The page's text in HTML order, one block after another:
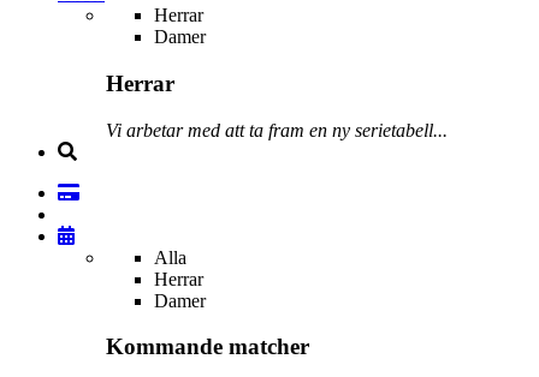
Herrar
Damer
Herrar
Vi arbetar med att ta fram en ny serietabell...
Alla
Herrar
Damer
Kommande matcher